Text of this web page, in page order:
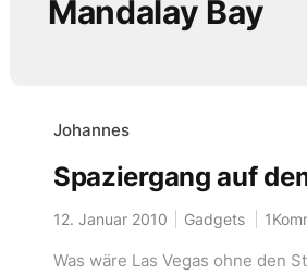
Mandalay Bay
Johannes
Spaziergang auf
12. Januar 2010 Gadgets
Was wäre Las Vegas ohne den